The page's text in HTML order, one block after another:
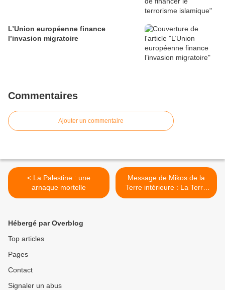
L’Union européenne finance
l’invasion migratoire
Commentaires
Ajouter un commentaire
< La Palestine : une
arnaque mortelle
Message de Mikos de la
Terre intérieure : La Terre
est la Vitrine de la Galaxie
Hébergé par Overblog
Top articles
Pages
Contact
Signaler un abus